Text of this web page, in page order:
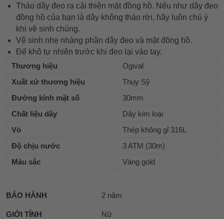
Tháo dây đeo ra cải thiện mặt đồng hồ. Nếu như dây đeo
đồng hồ của bạn là dây không tháo rời, hãy luôn chú ý
khi vệ sinh chúng.
Vệ sinh nhẹ nhàng phần dây đeo và mặt đồng hồ.
Để khô tự nhiên trước khi đeo lại vào tay.
Thương hiệu
Ogival
Xuất xứ thương hiệu
Thụy Sỹ
Đường kính mặt số
30mm
Chất liệu dây
Dây kim loại
Vỏ
Thép không gỉ 316L
Độ chịu nước
3 ATM (30m)
Màu sắc
Vàng gold
BẢO HÀNH 2 năm
GIỚI TÍNH Nữ